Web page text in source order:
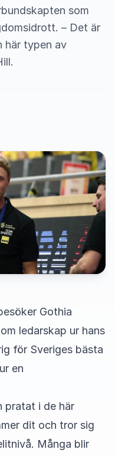
som
– Det är
här typen av
Gothia
ledarskap ur hans
för Sveriges bästa
en
pratat i de här
dit och tror sig
Många blir